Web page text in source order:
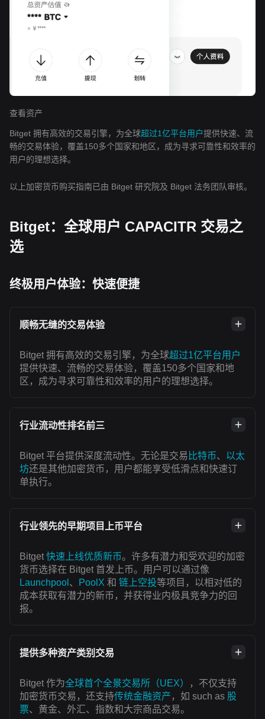
查看资产
Bitget 拥有高效的交易引擎，为全球超过1亿平台用户提供快速、流
畅的交易体验，覆盖150多个国家和地区，成为寻求可靠性和效率的
用户的理想选择。
以上加密货币购买指南已由 Bitget 研究院及 Bitget 法务团队审核。
Bitget：全球用户 CAPACITR 交易之
选
终极用户体验：快速便捷
顺畅无缝的交易体验
Bitget 拥有高效的交易引擎，为全球超过1亿平台用户
提供快速、流畅的交易体验，覆盖150多个国家和地
区，成为寻求可靠性和效率的用户的理想选择。
行业流动性排名前三
Bitget 平台提供深度流动性。无论是交易 比特币、 以太
坊还是其他加密货币，用户都能享受低滑点和快速订
单执行。
行业领先的早期项目上币平台
Bitget 快速上线优质新币。许多有潜力和受欢迎的加密
货币选择在 Bitget 首发上币。用户可以通过像
Launchpool 、 PoolX 和 链上空投等项目，以相对低的
成本获取有潜力的新币，并获得业内极具竞争力的回
报。
提供多种资产类别交易
Bitget 作为全球首个全景交易所（UEX）
，不仅支持
加密货币交易，还支持传统金融资产 ，如 such as 股
票、黄金、外汇、指数和大宗商品交易。